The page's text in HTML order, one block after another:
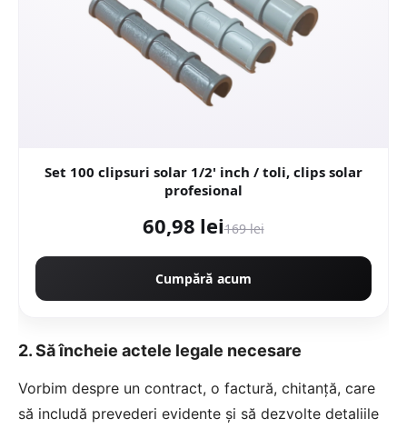
Set 100 clipsuri solar 1/2' inch / toli, clips solar
profesional
60,98 lei169 lei
Cumpără acum
2. Să încheie actele legale necesare
Vorbim despre un contract, o factură, chitanță, care
să includă prevederi evidente și să dezvolte detaliile